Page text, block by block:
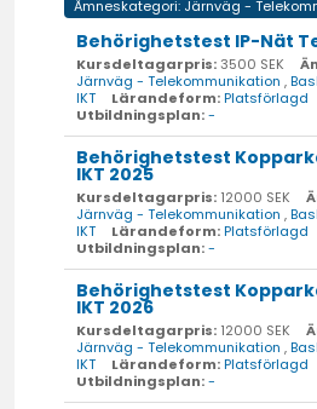
Ämneskategori: Järnväg -
Behörighetstest IP-Nät
Kursdeltagarpris:3500 SEK
Järnväg - Telekommunikation ,
IKT
Lärandeform:Platsförlagd
Utbildningsplan:-
Behörighetstest
IKT 2025
Kursdeltagarpris: 12000 SEK
Järnväg - Telekommunikation ,
IKT
Lärandeform:Platsförlagd
Utbildningsplan:-
Behörighetstest
IKT 2026
Kursdeltagarpris: 12000 SEK
Järnväg - Telekommunikation ,
IKT
Lärandeform:Platsförlagd
Utbildningsplan:-